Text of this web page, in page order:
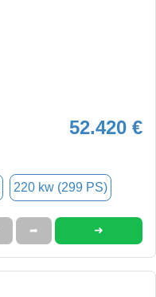
52.420 €
220 kw (299 PS)
➦ ➜